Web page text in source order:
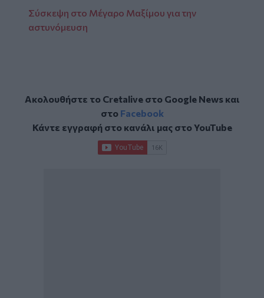
Σύσκεψη στο Μέγαρο Μαξίμου για την
αστυνόμευση
Ακολουθήστε το Cretalive στο Google Newsκαι
στο Facebook
Κάντε εγγραφή στο κανάλι μας στοYouTube